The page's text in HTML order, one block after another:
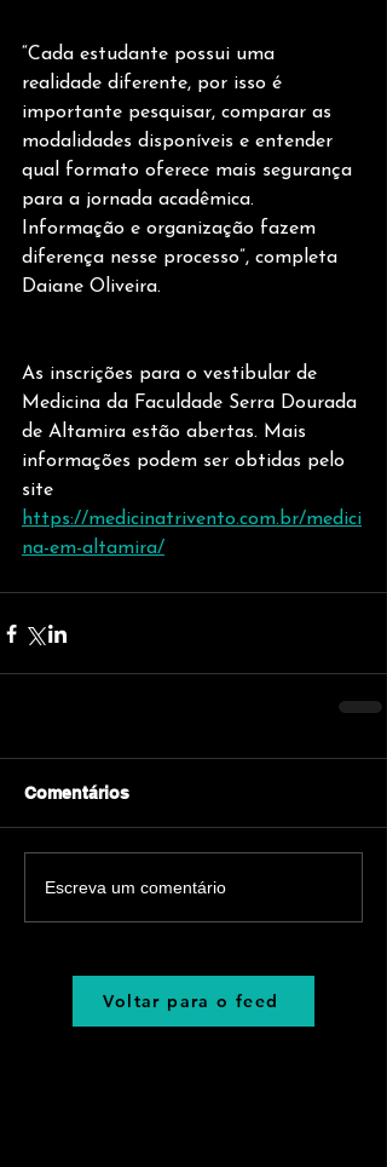
“Cada estudante possui uma
realidade diferente, por isso é
importante pesquisar, comparar as
modalidades disponíveis e entender
qual formato oferece mais segurança
para a jornada acadêmica.
Informação e organização fazem
diferença nesse processo”, completa
Daiane Oliveira.
As inscrições para o vestibular de
Medicina da Faculdade Serra Dourada
de Altamira estão abertas. Mais
informações podem ser obtidas pelo
site
https://medicinatrivento.com.br/medici
na-em-altamira/
Comentários
Escreva um comentário
Voltar para o feed